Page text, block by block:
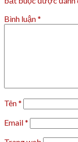
Bình luận*
Tên*
Email*